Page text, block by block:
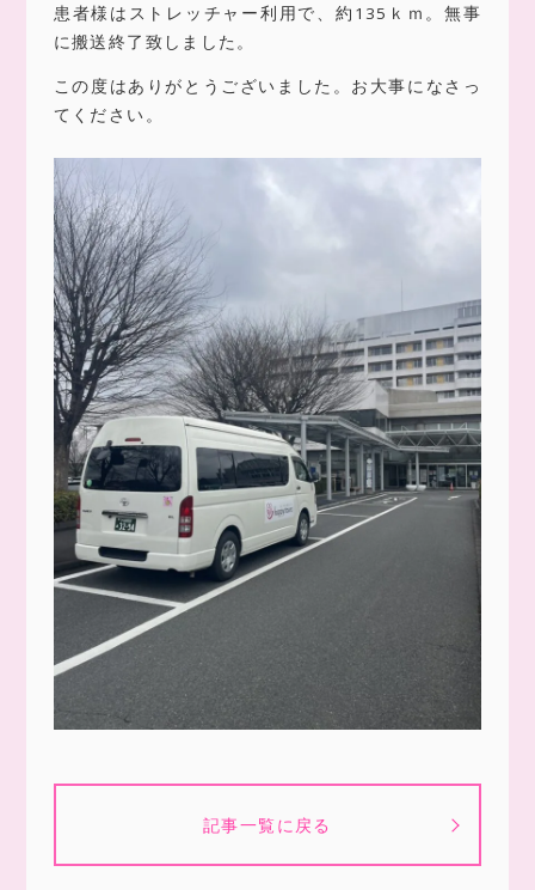
患者様はストレッチャー利用で、約135ｋｍ。無事
に搬送終了致しました。
この度はありがとうございました。お大事になさっ
てください。
記事一覧に戻る